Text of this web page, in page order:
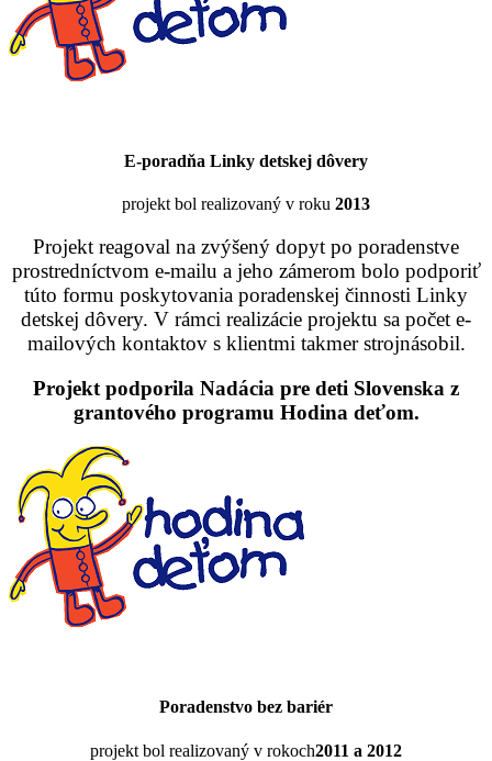
E-poradňa Linky detskej dôvery
projekt bol realizovaný v roku 2013
Projekt reagoval na zvýšený dopyt po poradenstve
prostredníctvom e-mailu a jeho zámerom bolo podporiť
túto formu poskytovania poradenskej činnosti Linky
detskej dôvery. V rámci realizácie projektu sa počet e-
mailových kontaktov s klientmi takmer strojnásobil.
Projekt podporila Nadácia pre deti Slovenska z
grantového programu Hodina deťom.
Poradenstvo bez bariér
projekt bol realizovaný v rokoch2011 a 2012